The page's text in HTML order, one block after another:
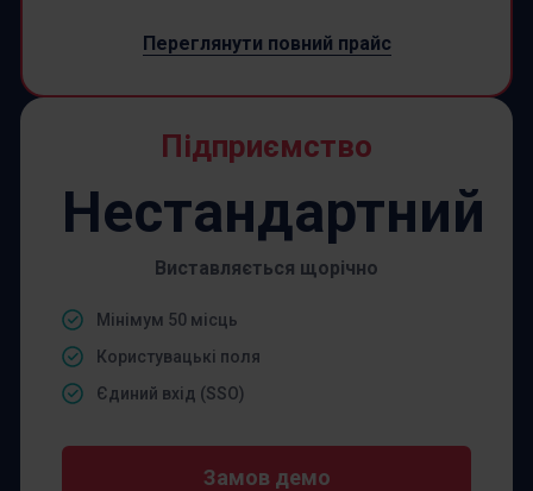
Переглянути повний прайс
Підприємство
Нестандартний
Виставляється щорічно
Мінімум 50 місць
Користувацькі поля
Єдиний вхід (SSO)
Замов демо